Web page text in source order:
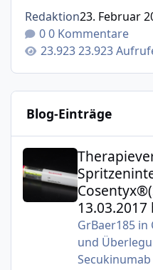
Redaktion23. Februar
0 Kommentare
23.923
Blog-Einträge
Therapieverlauf und
13.03.2017
GrBaer185in
und
Secukinumab